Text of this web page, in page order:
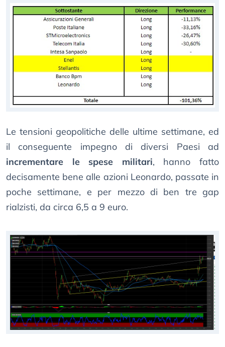
Le tensioni geopolitiche delle ultime settimane, ed
il conseguente impegno di diversi Paesi ad
incrementare le spese militari, hanno fatto
decisamente bene alle azioni Leonardo, passate in
poche settimane, e per mezzo di ben tre gap
rialzisti, da circa 6,5 a 9 euro.